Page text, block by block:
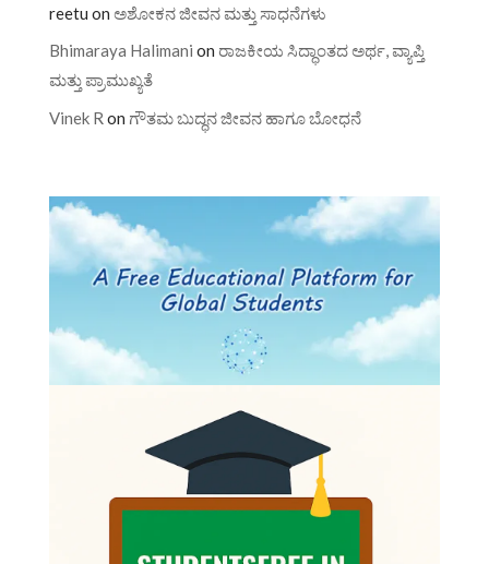
reetu on ಅಶೋಕನ ಜೀವನ ಮತ್ತು ಸಾಧನೆಗಳು
Bhimaraya Halimani on ರಾಜಕೀಯ ಸಿದ್ಧಾಂತದ ಅರ್ಥ, ವ್ಯಾಪ್ತಿ
ಮತ್ತು ಪ್ರಾಮುಖ್ಯತೆ
Vinek R on ಗೌತಮ ಬುದ್ಧನ ಜೀವನ ಹಾಗೂ ಬೋಧನೆ